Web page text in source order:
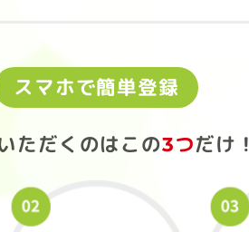
スマホで簡単登録
ただくのはこの3つだけ！